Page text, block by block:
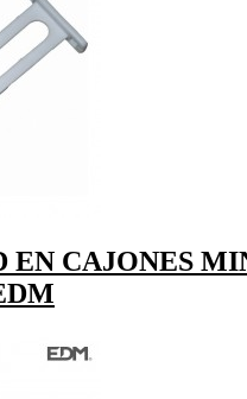
EN CAJONES